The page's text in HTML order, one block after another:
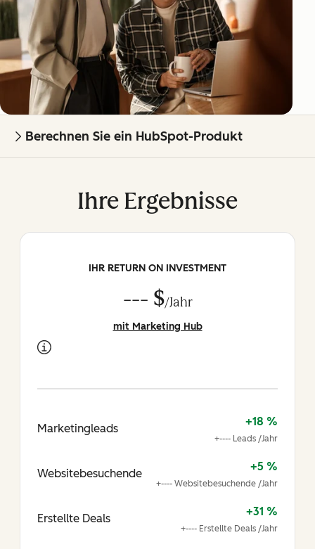
Berechnen Sie ein HubSpot-Produkt
Ihre Ergebnisse
IHR RETURN ON INVESTMENT
--- $/Jahr
mit Marketing Hub
Marketingleads
+18 %
+---- Leads /Jahr
Websitebesuchende
+5 %
+---- Websitebesuchende /Jahr
Erstellte Deals
+31 %
+---- Erstellte Deals /Jahr